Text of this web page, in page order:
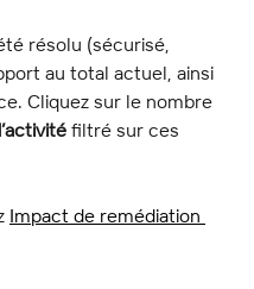
résolu (sécurisé,
au total actuel, ainsi
Cliquez sur le nombre
filtré sur ces
Impact de remédiation